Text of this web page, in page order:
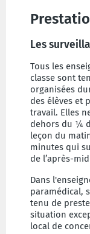
Les
Tous les
classe sont
organisées
des élèves et
travail. Elles
dehors du ¼
leçon du
minutes qui
de l’après-
Dans
paramédical,
tenu de
situation
local de